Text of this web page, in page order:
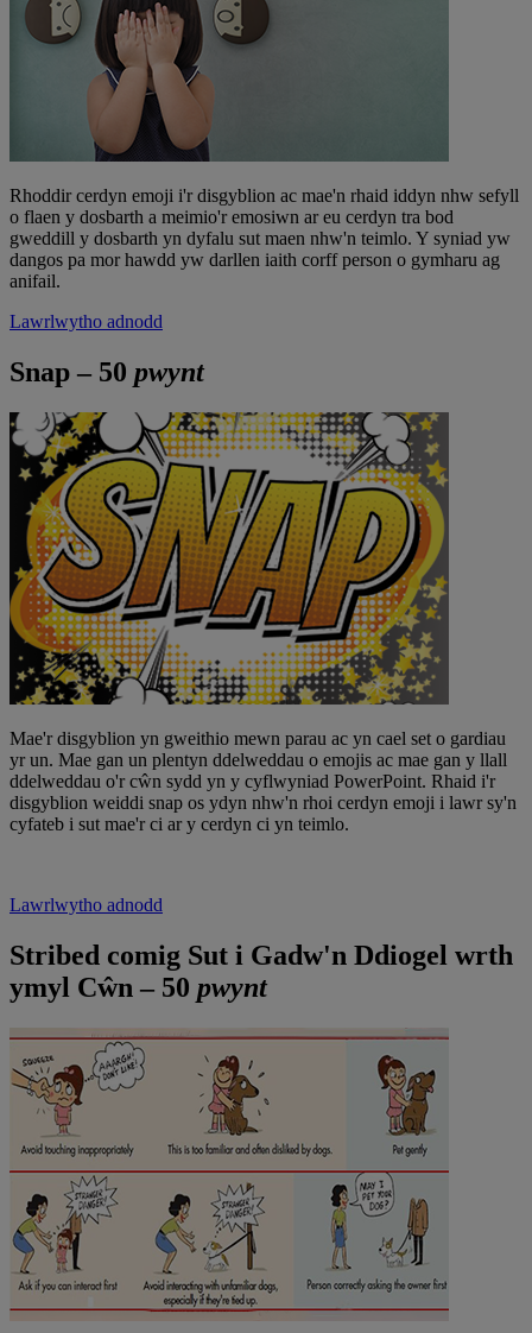
Rhoddir cerdyn emoji i'r disgyblion ac mae'n rhaid iddyn nhw sefyll
o flaen y dosbarth a meimio'r emosiwn ar eu cerdyn tra bod
gweddill y dosbarth yn dyfalu sut maen nhw'n teimlo. Y syniad yw
dangos pa mor hawdd yw darllen iaith corff person o gymharu ag
anifail.
Lawrlwytho adnodd
Snap – 50 pwynt
Mae'r disgyblion yn gweithio mewn parau ac yn cael set o gardiau
yr un. Mae gan un plentyn ddelweddau o emojis ac mae gan y llall
ddelweddau o'r cŵn sydd yn y cyflwyniad PowerPoint. Rhaid i'r
disgyblion weiddi snap os ydyn nhw'n rhoi cerdyn emoji i lawr sy'n
cyfateb i sut mae'r ci ar y cerdyn ci yn teimlo.
Lawrlwytho adnodd
Stribed comig Sut i Gadw'n Ddiogel wrth
ymyl Cŵn – 50 pwynt